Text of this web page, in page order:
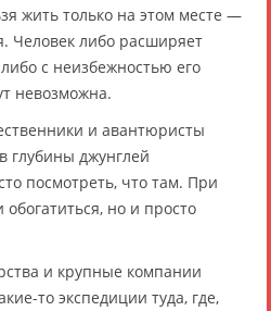
жить только на этом месте —
Человек либо расширяет
с неизбежностью его
невозможна.
и авантюристы
глубины джунглей
посмотреть, что там. При
но и просто
и крупные компании
то экспедиции туда, где,